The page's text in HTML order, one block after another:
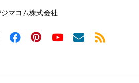
マコム株式会社